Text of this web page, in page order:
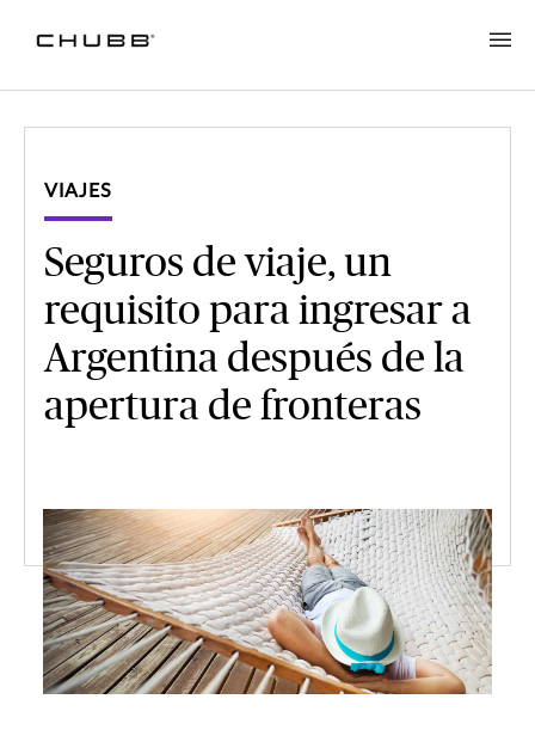
VIAJES
Seguros de viaje, un
requisito para ingresar a
Argentina después de la
apertura de fronteras